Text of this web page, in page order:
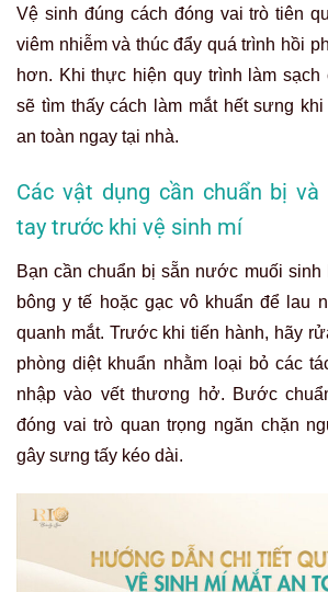
Vệ sinh đúng cách đóng vai trò tiên
viêm nhiễm và thúc đẩy quá trình hồi
hơn. Khi thực hiện quy trình làm sạch
sẽ tìm thấy cách làm mắt hết sưng
an toàn ngay tại nhà.
Các vật dụng cần chuẩn bị
tay trước khi vệ sinh mí
Bạn cần chuẩn bị sẵn nước muối sinh
bông y tế hoặc gạc vô khuẩn để lau
quanh mắt. Trước khi tiến hành, hãy
phòng diệt khuẩn nhằm loại bỏ các
nhập vào vết thương hở. Bước
đóng vai trò quan trọng ngăn chặn
gây sưng tấy kéo dài.